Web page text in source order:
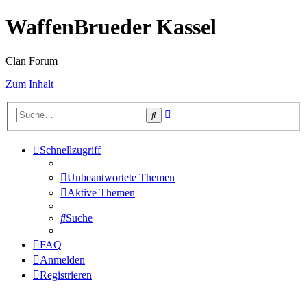
WaffenBrueder Kassel
Clan Forum
Zum Inhalt
Suche
Schnellzugriff
Unbeantwortete Themen
Aktive Themen
Suche
FAQ
Anmelden
Registrieren